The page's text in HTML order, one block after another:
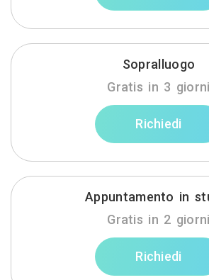
Sopralluogo
Gratis in 3 giorni
Richiedi
Appuntamento in
Gratis in 2 giorni
Richiedi